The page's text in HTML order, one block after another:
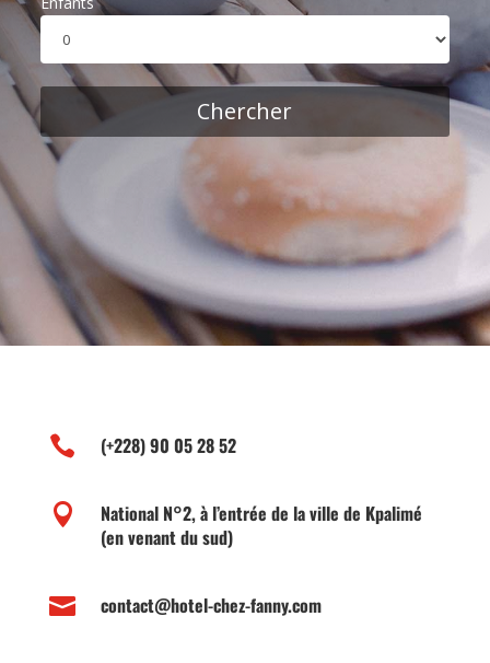
 (+228) 90 05 28 52

National N°2, à l’entrée de la ville de Kpalimé
(en venant du sud)
 contact@hotel-chez-fanny.com